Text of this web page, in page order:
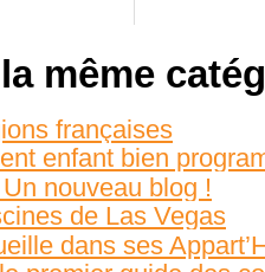
même
françaises
enfant bien
nouveau blog !
de Las Vegas
dans ses